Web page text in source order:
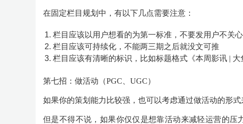
在固定栏目规划中，有以下几点需要注意：
栏目应该以用户想看的为第一标准，不要发用户不关
栏目应该可持续化，不能两三期之后就没文可推
栏目应该有清晰的标识，比如标题格式《本周影讯 | 大
第七招：做活动（PGC、UGC）
如果你的策划能力比较强，也可以考虑通过做活动的形
但是不得不说，如果你仅仅是想靠活动来减轻运营的压